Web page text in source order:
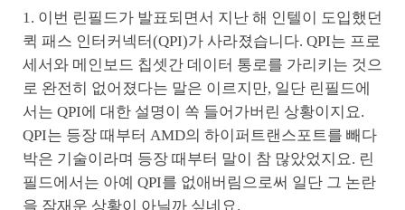
1. 이번 린필드가 발표되면서 지난 해 인텔이 도입했던
퀵 패스 인터커넥터(QPI)가 사라졌습니다. QPI는 프로
세서와 메인보드 칩셋간 데이터 통로를 가리키는 것으
로 완전히 없어졌다는 말은 이르지만, 일단 린필드에
서는 QPI에 대한 설명이 쏙 들어가버린 상황이지요.
QPI는 등장 때부터 AMD의 하이퍼트랜스포트를 빼다
박은 기술이라며 등장 때부터 말이 참 많았었지요. 린
필드에서는 아예 QPI를 없애버림으로써 일단 그 논란
을 잠재운 상황이 아닐까 싶네요.